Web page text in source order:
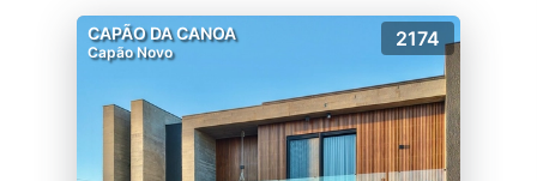
CAPÃO DA CANOA
Capão Novo
2174